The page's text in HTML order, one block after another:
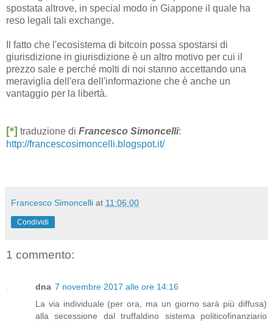
spostata altrove, in special modo in Giappone il quale ha
reso legali tali exchange.
Il fatto che l'ecosistema di bitcoin possa spostarsi di
giurisdizione in giurisdizione è un altro motivo per cui il
prezzo sale e perché molti di noi stanno accettando una
meraviglia dell'era dell'informazione che è anche un
vantaggio per la libertà.
[*] traduzione di Francesco Simoncelli:
http://francescosimoncelli.blogspot.it/
Francesco Simoncelli at 11:06:00
Condividi
1 commento:
dna 7 novembre 2017 alle ore 14:16
La via individuale (per ora, ma un giorno sarà più diffusa)
alla secessione dal truffaldino sistema politicofinanziario